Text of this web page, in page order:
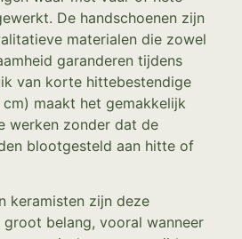
De handschoenen zijn
materialen die zowel
garanderen tijdens
van korte hittebestendige
maakt het gemakkelijk
werken zonder dat de
blootgesteld aan hitte of
keramisten zijn deze
groot belang, vooral wanneer